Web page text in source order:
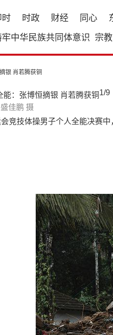
时 时政 财经 同心
牢中华民族共同体意识 宗教
银 肖若腾获铜
佳鹏 摄
1/9
竞技体操男子个人全能决赛